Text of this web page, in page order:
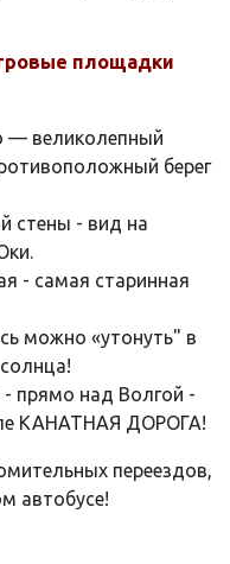
площадки
— великолепный
берег
стены - вид на
- самая старинная
можно «утонуть" в
прямо над Волгой -
КАНАТНАЯ ДОРОГА!
переездов,
автобусе!